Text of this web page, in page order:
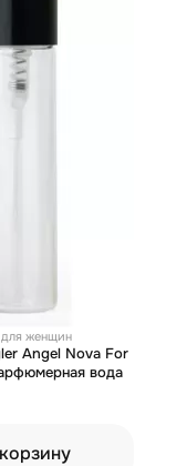
женщин
Angel Nova For
вода